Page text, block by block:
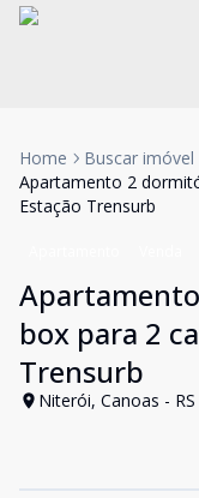
Home
Buscar imóvel
Apartamento 2
Estação Trensurb
box para 2
Trensurb
Niterói, Canoas - RS